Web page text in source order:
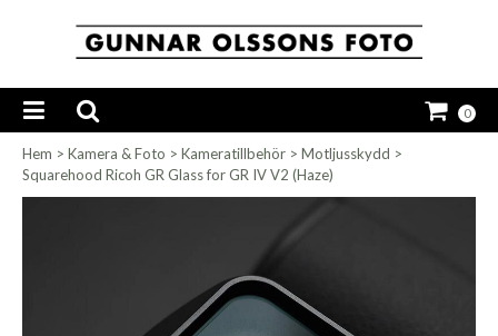
0
Hem > Kamera & Foto > Kameratillbehör > Motljusskydd >
Squarehood Ricoh GR Glass for GR IV V2 (Haze)